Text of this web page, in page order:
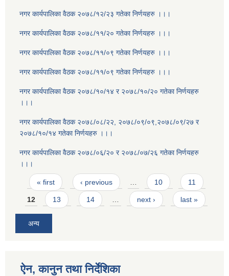
नगर कार्यपालिका वैठक २०७८/१२/२३ गतेका निर्णयहरु ।।।
नगर कार्यपालिका वैठक २०७८/११/२० गतेका निर्णयहरु ।।।
नगर कार्यपालिका वैठक २०७८/११/०९ गतेका निर्णयहरु ।।।
नगर कार्यपालिका वैठक २०७८/११/०९ गतेका निर्णयहरु ।।।
नगर कार्यपालिका वैठक २०७८/१०/१४ र २०७८/१०/२० गतेका निर्णयहरु
।।।
नगर कार्यपालिका वैठक २०७८/०८/२२, २०७८/०९/०९,२०७८/०९/२७ र
२०७८/१०/१४ गतेका निर्णयहरु ।।।
नगर कार्यपालिका वैठक २०७८/०६/२० र २०७८/०७/२६ गतेका निर्णयहरु
।।।
Pages
« first ‹ previous … 10 11
12 13 14 … next › last »
अन्य
ऐन, कानुन तथा निर्देशिका